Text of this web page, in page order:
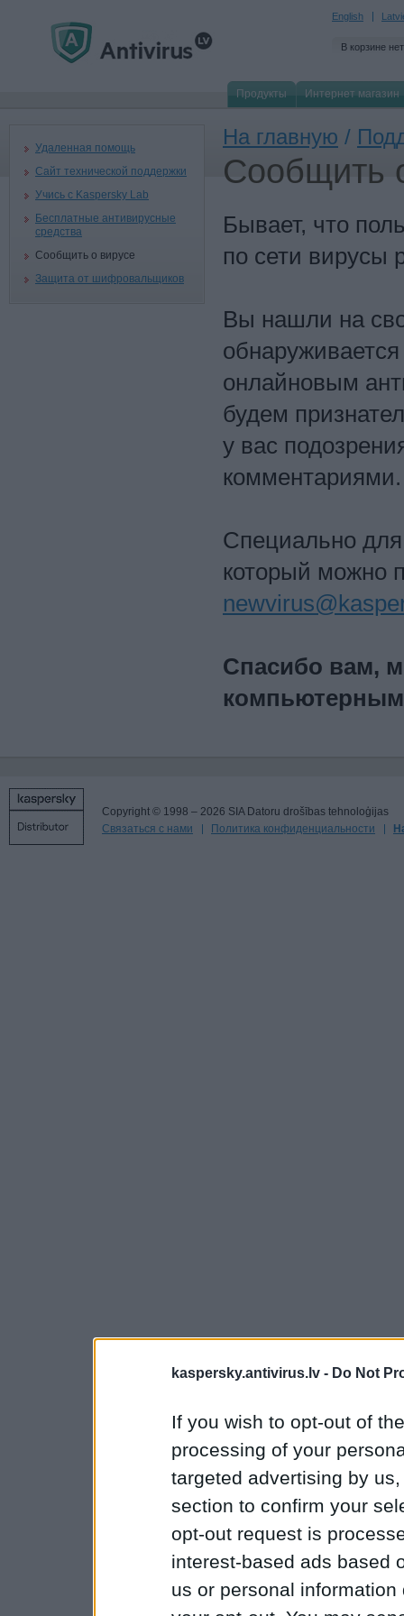
kaspersky.antivirus.lv - Do Not
If you wish to opt-out of
processing of your
targeted advertising by
section to confirm your
opt-out request is
interest-based ads based
us or personal
English
В корзине
Продукты Интернет магазин
Удаленная помощь
Сайт технической поддержки
Учись с Kaspersky Lab
Бесплатные антивирусные
средства
Сообщить о вирусе
Защита от шифровальщиков
На главную /
Сообщить
Бывает, что
по сети вирусы
Вы нашли на
онлайновым
будем
у вас
комментариями.
Специально
который можно
Спасибо вам,
Copyright © 1998 – 2026 SIA Datoru drošības tehnoloģijas
Связаться с нами
Политика конфиденциальности